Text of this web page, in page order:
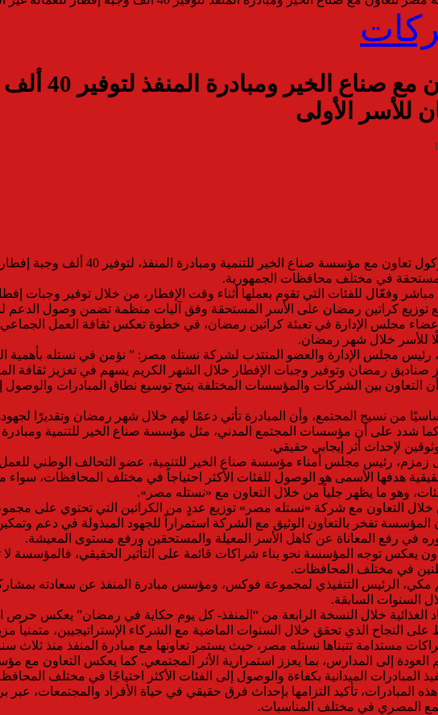
نستله
الأولى
وقّعت شركة نستله مصر
في مختلف محافظات الجمهورية.
وفعّال للفئات التي تقوم بعملها أثناء وقت الإفطار، من خلال توفير وجبات
مع توزيع كراتين رمضان على الأسر المستحقة وفق آليات منظمة تضمن وصول الدعم
مجلس الإدارة في تعبئة كراتين رمضان، في خطوة تعكس ثقافة العمل الجماعي
للأسر خلال شهر رمضان.
رئيس مجلس الإدارة والعضو المنتدب لشركة نستله مصر: ” نؤمن في نستله بأهمية
صناديق رمضان وتوفير وجبات الإفطار خلال الشهر الكريم يسهم في تعزيز ثقافة
أن التعاون بين الشركات والمؤسسات المختلفة يتيح توسيع نطاق المبادرات
من نسيج المجتمع، وأن المبادرة تأتي دعمًا لهم خلال شهر رمضان وتقديرًا
كما شدد على أن مؤسسات المجتمع المدني، مثل مؤسسة صناع الخير للتنمية
لإحداث أثر إيجابي حقيقي.
زمزم، رئيس مجلس أمناء مؤسسة صناع الخير للتنمية، عضو التحالف الوطني
هدفها الأسمى هو الوصول للفئات الأكثر احتياجاً في مختلف المحافظات،
وهو ما يظهر جلياً من خلال التعاون مع «نستله مصر».
التعاون مع شركة «نستله مصر» توزيع عددٍ من الكراتين التي تحتوي على مجموعة
المؤسسة تفخر بالتعاون الوثيق مع الشركة استمراراً للجهود المبذولة في دعم
في رفع المعاناة عن كاهل الأسر المعيلة والمستحقين ورفع مستوى المعيشة.
يعكس توجه المؤسسة نحو بناء شراكات قائمة على التأثير الحقيقي، فالمؤسسة
في مختلف المحافظات.
الرئيس التنفيذي لمجموعة فوكس، ومؤسس مبادرة المنفذ عن سعادته بمشاركة
السنوات السابقة.
الغذائية خلال النسخة الرابعة من “المنفذ- كل يوم حكاية في رمضان” يعكس
على النجاح الذي تحقق خلال السنوات الماضية مع الشركاء الإستراتيجيين، متمنياً
مستدامة تتبناها نستله مصر، حيث يستمر تعاونها مع مبادرة المنفذ منذ
إلى المدارس، بما يعزز استمرارية الأثر المجتمعي. كما يعكس التعاون مع
المبادرات الميدانية بكفاءة والوصول إلى الفئات الأكثر احتياجًا في مختلف
المبادرات، تأكيد التزامها بإحداث فرق حقيقي في حياة الأفراد والمجتمعات،
المصري في مختلف المناسبات.